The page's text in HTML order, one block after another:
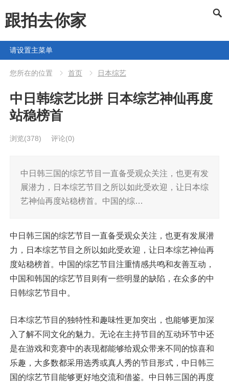
跟拍去你家
请设置主菜单
您所在的位置 首页 日本综艺
中日韩综艺比拼 日本综艺神仙再度
站稳榜首
浏览(378) 评论(0)
中日韩三国的综艺节目一直备受观众关注，也更有发
展潜力，日本综艺节目之所以如此受欢迎，让日本综
艺神仙再度站稳榜首。中国的综…
中日韩三国的综艺节目一直备受观众关注，也更有发展潜
力，日本综艺节目之所以如此受欢迎，让日本综艺神仙再
度站稳榜首。中国的综艺节目注重情感共鸣和友善互动，
中国和韩国的综艺节目则有一些明显的缺陷，在众多的中
日韩综艺节目中。
日本综艺节目的独特性和趣味性更加突出，也能够更加深
入了解不同文化的魅力。无论在主持节目的互动环节中还
是在游戏和竞赛中的表现都能够给观众带来不同的惊喜和
乐趣，大多数都采用选秀或真人秀的节目形式，中日韩三
国的综艺节目能够更好地交流和借鉴。中日韩三国的再度